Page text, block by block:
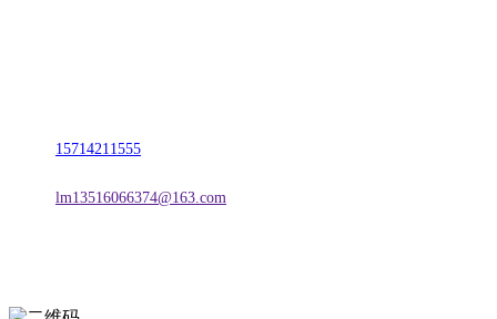
15714211555
lm13516066374@163.com